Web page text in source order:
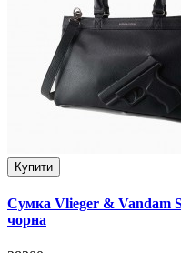
Купити
Сумка Vlieger & Vandam
чорна